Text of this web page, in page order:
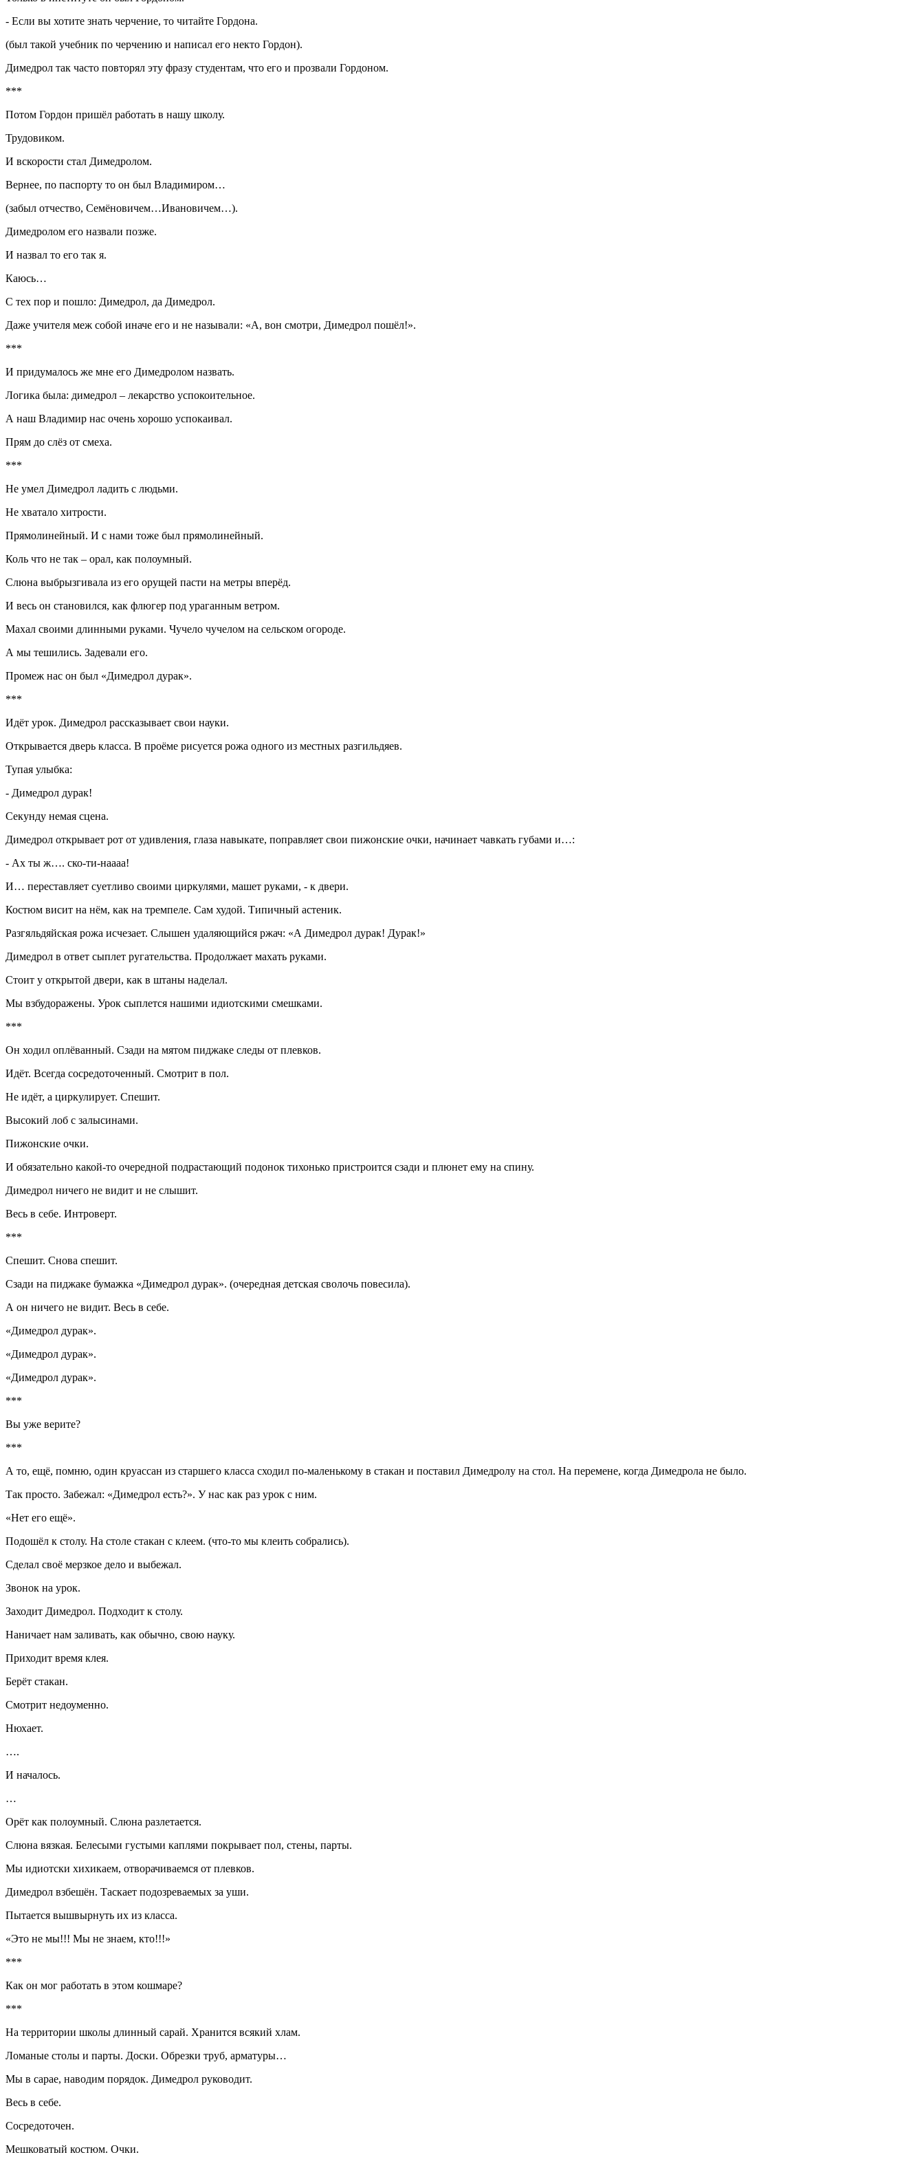
- Если вы хотите знать черчение, то читайте Гордона.
(был такой учебник по черчению и написал его некто Гордон).
Димедрол так часто повторял эту фразу студентам, что его и прозвали Гордоном.
***
Потом Гордон пришёл работать в нашу школу.
Трудовиком.
И вскорости стал Димедролом.
Вернее, по паспорту то он был Владимиром…
(забыл отчество, Семёновичем…Ивановичем…).
Димедролом его назвали позже.
И назвал то его так я.
Каюсь…
С тех пор и пошло: Димедрол, да Димедрол.
Даже учителя меж собой иначе его и не называли: «А, вон смотри, Димедрол пошёл!».
***
И придумалось же мне его Димедролом назвать.
Логика была: димедрол – лекарство успокоительное.
А наш Владимир нас очень хорошо успокаивал.
Прям до слёз от смеха.
***
Не умел Димедрол ладить с людьми.
Не хватало хитрости.
Прямолинейный. И с нами тоже был прямолинейный.
Коль что не так – орал, как полоумный.
Слюна выбрызгивала из его орущей пасти на метры вперёд.
И весь он становился, как флюгер под ураганным ветром.
Махал своими длинными руками. Чучело чучелом на сельском огороде.
А мы тешились. Задевали его.
Промеж нас он был «Димедрол дурак».
***
Идёт урок. Димедрол рассказывает свои науки.
Открывается дверь класса. В проёме рисуется рожа одного из местных разгильдяев.
Тупая улыбка:
- Димедрол дурак!
Секунду немая сцена.
Димедрол открывает рот от удивления, глаза навыкате, поправляет свои пижонские очки, начинает чавкать губами и…:
- Ах ты ж…. ско-ти-наааа!
И… переставляет суетливо своими циркулями, машет руками, - к двери.
Костюм висит на нём, как на тремпеле. Сам худой. Типичный астеник.
Разгяльдяйская рожа исчезает. Слышен удаляющийся ржач: «А Димедрол дурак! Дурак!»
Димедрол в ответ сыплет ругательства. Продолжает махать руками.
Стоит у открытой двери, как в штаны наделал.
Мы взбудоражены. Урок сыплется нашими идиотскими смешками.
***
Он ходил оплёванный. Сзади на мятом пиджаке следы от плевков.
Идёт. Всегда сосредоточенный. Смотрит в пол.
Не идёт, а циркулирует. Спешит.
Высокий лоб с залысинами.
Пижонские очки.
И обязательно какой-то очередной подрастающий подонок тихонько пристроится сзади и плюнет ему на спину.
Димедрол ничего не видит и не слышит.
Весь в себе. Интроверт.
***
Спешит. Снова спешит.
Сзади на пиджаке бумажка «Димедрол дурак». (очередная детская сволочь повесила).
А он ничего не видит. Весь в себе.
«Димедрол дурак».
«Димедрол дурак».
«Димедрол дурак».
***
Вы уже верите?
***
А то, ещё, помню, один круассан из старшего класса сходил по-маленькому в стакан и поставил Димедролу на стол. На перемене, когда Димедрола не было.
Так просто. Забежал: «Димедрол есть?». У нас как раз урок с ним.
«Нет его ещё».
Подошёл к столу. На столе стакан с клеем. (что-то мы клеить собрались).
Сделал своё мерзкое дело и выбежал.
Звонок на урок.
Заходит Димедрол. Подходит к столу.
Наничает нам заливать, как обычно, свою науку.
Приходит время клея.
Берёт стакан.
Смотрит недоуменно.
Нюхает.
….
И началось.
…
Орёт как полоумный. Слюна разлетается.
Слюна вязкая. Белесыми густыми каплями покрывает пол, стены, парты.
Мы идиотски хихикаем, отворачиваемся от плевков.
Димедрол взбешён. Таскает подозреваемых за уши.
Пытается вышвырнуть их из класса.
«Это не мы!!! Мы не знаем, кто!!!»
***
Как он мог работать в этом кошмаре?
***
На территории школы длинный сарай. Хранится всякий хлам.
Ломаные столы и парты. Доски. Обрезки труб, арматуры…
Мы в сарае, наводим порядок. Димедрол руководит.
Весь в себе.
Сосредоточен.
Мешковатый костюм. Очки.